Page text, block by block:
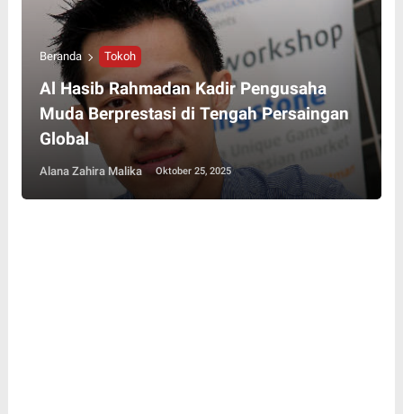
Beranda Tokoh
Al Hasib Rahmadan Kadir Pengusaha
Muda Berprestasi di Tengah Persaingan
Global
Alana Zahira Malika Oktober 25, 2025